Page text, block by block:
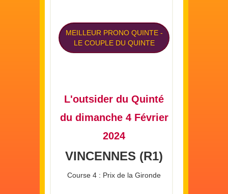
MEILLEUR PRONO QUINTE-
LE COUPLE DU QUINTE
L'outsider du Quinté
du dimanche 4 Février
2024
VINCENNES (R1)
Course 4 : Prix de la Gironde